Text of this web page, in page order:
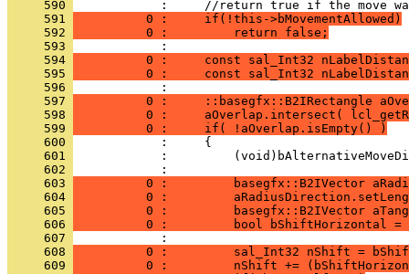
     590
     591
          0 :     if(!this->bMovementAllowed)
     592
          0 :         return false;
     593
     594
0 :     const sal_Int32
     595
0 :     const sal_Int32
     596
     597
0 :     ::basegfx::B2IRectangle
     598
0 :     aOverlap.intersect(
     599
          0 :     if( !aOverlap.isEmpty() )
     600
     601
     602
     603
0 :         basegfx::B2IVector
     604
0 :
     605
0 :         basegfx::B2IVector
     606
0 :         bool bShiftHorizontal
     607
     608
0 :         sal_Int32 nShift =
     609
0 :         nShift +=